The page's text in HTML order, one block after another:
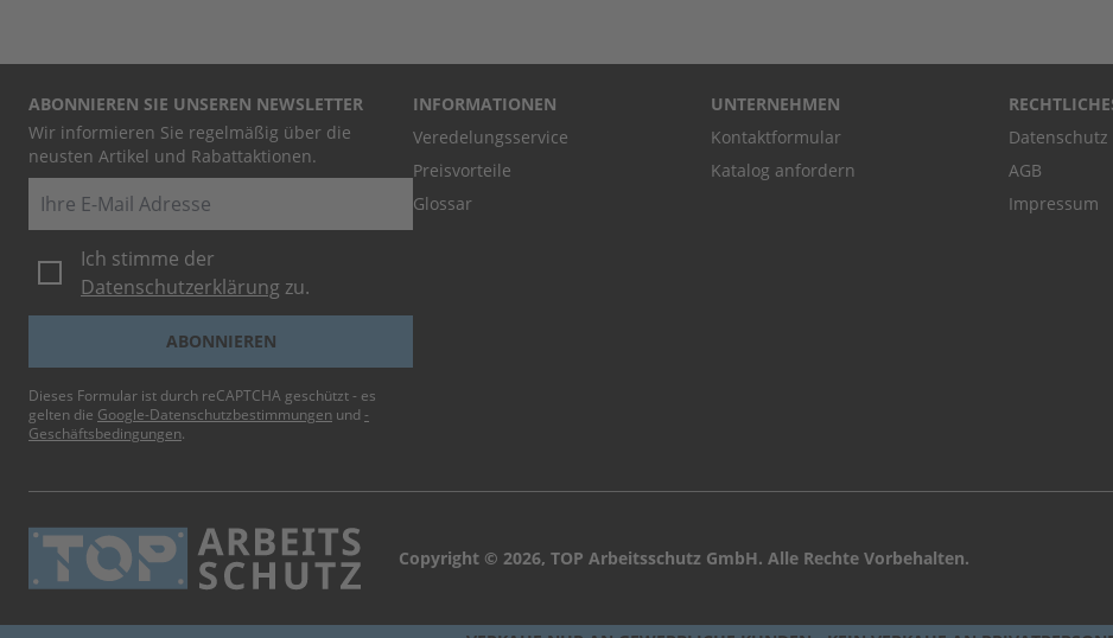
ABONNIEREN SIE UNSEREN NEWSLETTER
Wir informieren Sie regelmäßig über die
neusten Artikel und Rabattaktionen.
E-Mail
Ich stimme der
Datenschutzerklärung zu.
ABONNIEREN
Dieses Formular ist durch reCAPTCHA geschützt - es
gelten die Google-Datenschutzbestimmungen und -
Geschäftsbedingungen.
INFORMATIONEN
Veredelungsservice
Preisvorteile
Glossar
UNTERNEHMEN
Kontaktformular
Katalog anfordern
Datenschutz
AGB
Impressum
Copyright © 2026, TOP Arbeitsschutz GmbH. Alle Rechte Vorbehalten.